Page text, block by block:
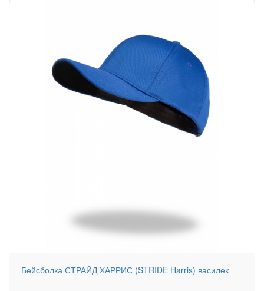
Бейсболка СТРАЙД ХАРРИС (STRIDE Harris) василек